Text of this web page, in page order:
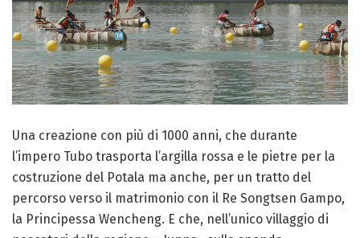
Una creazione con più di 1000 anni, che durante
l’impero Tubo trasporta l’argilla rossa e le pietre per la
costruzione del Potala ma anche, per un tratto del
percorso verso il matrimonio con il Re Songtsen Gampo,
la Principessa Wencheng. E che, nell’unico villaggio di